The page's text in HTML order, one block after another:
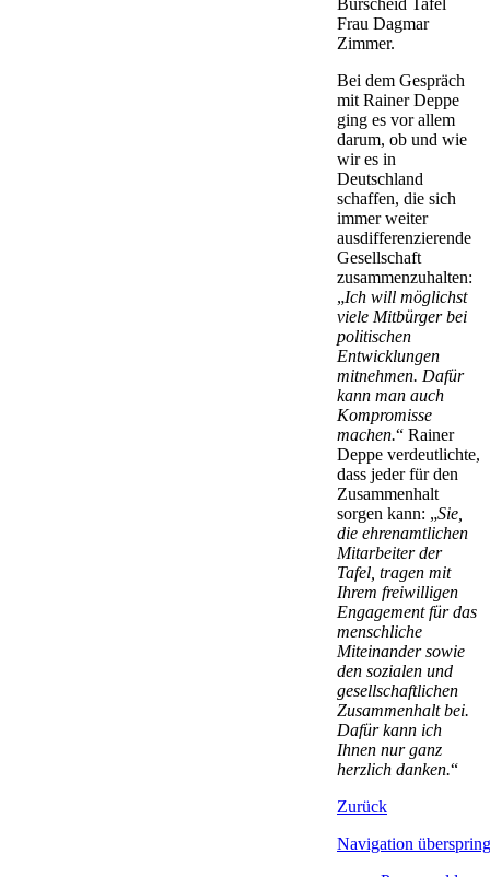
Frau Dagmar
Zimmer.
Bei dem Gespräch
mit Rainer Deppe
ging es vor allem
darum, ob und wie
wir es in
Deutschland
schaffen, die sich
immer weiter
ausdifferenzierende
Gesellschaft
zusammenzuhalten:
„Ich will möglichst
viele Mitbürger bei
politischen
Entwicklungen
mitnehmen. Dafür
kann man auch
Kompromisse
machen.“ Rainer
Deppe verdeutlichte,
dass jeder für den
Zusammenhalt
sorgen kann: „Sie,
die ehrenamtlichen
Mitarbeiter der
Tafel, tragen mit
Ihrem freiwilligen
Engagement für das
menschliche
Miteinander sowie
den sozialen und
gesellschaftlichen
Zusammenhalt bei.
Dafür kann ich
Ihnen nur ganz
herzlich danken.“
Zurück
Navigation